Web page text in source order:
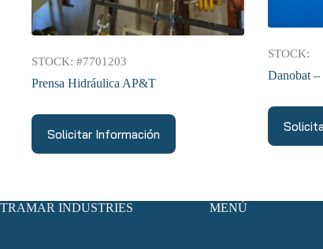
STOCK: #7701203
Prensa Hidráulica AP&T
Solicitar Información
STOCK:
Danobat
TRAMAR INDUSTRIES MENÚ